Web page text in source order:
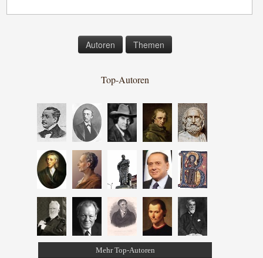
Autoren Themen
Top-Autoren
Mehr Top-Autoren